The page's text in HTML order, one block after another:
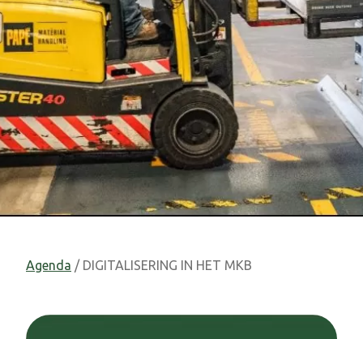
Agenda / DIGITALISERING IN HET MKB